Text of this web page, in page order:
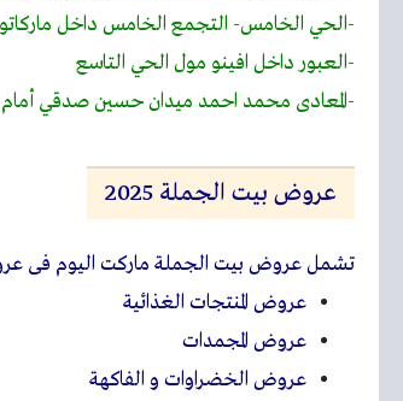
-الحي الخامس- التجمع الخامس داخل
-العبور داخل افينو مول الحي التاسع
-المعادى محمد احمد ميدان حسين صدقي أمام
عروض بيت الجملة 2025
تشملعروض بيت الجملة ماركت اليوم فى
عروض المنتجات الغذائية
عروض المجمدات
عروض الخضراوات و الفاكهة